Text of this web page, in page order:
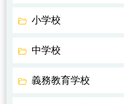
小学校
中学校
義務教育学校